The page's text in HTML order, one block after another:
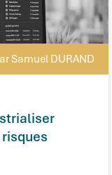
Samuel DURAND